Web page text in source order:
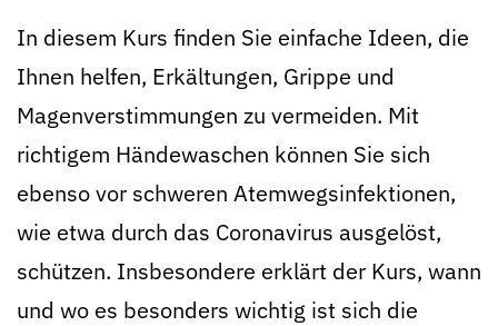
In diesem Kurs finden Sie einfache Ideen, die
Ihnen helfen, Erkältungen, Grippe und
Magenverstimmungen zu vermeiden. Mit
richtigem Händewaschen können Sie sich
ebenso vor schweren Atemwegsinfektionen,
wie etwa durch das Coronavirus ausgelöst,
schützen. Insbesondere erklärt der Kurs, wann
und wo es besonders wichtig ist sich die